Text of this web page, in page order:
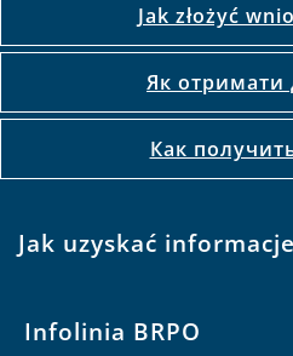
Jak złożyć
Як отримати
Как
Jak uzyskać
Infolinia BRPO